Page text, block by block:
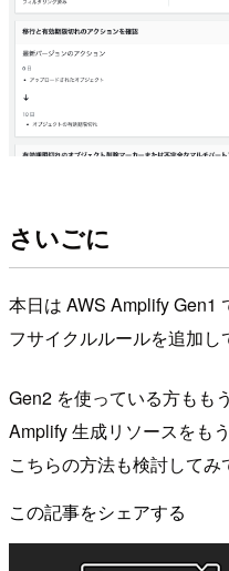
さいごに
本日は AWS Amplify Gen1
フサイクルルールを追加し
Gen2 を使っている方もも
Amplify 生成リソースをも
こちらの方法も検討してみ
この記事をシェアする